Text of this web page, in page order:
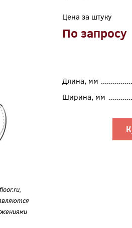
Цена за штуку
По запросу
Длина, мм
Ширина, мм